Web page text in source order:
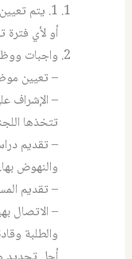
1. يتم
أو لأي فترة
واجبات
– تعيين
– الإشراف
تتخذها
– تقديم
والنهوض بها.
– تقديم
– الاتصال
والطلبة